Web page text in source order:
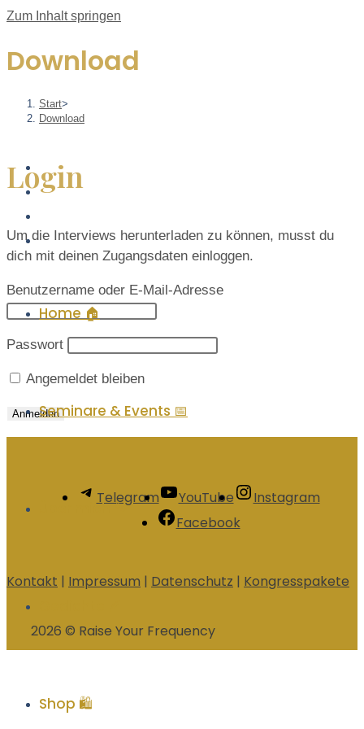
Zum Inhalt springen
Home 🏠
Seminare & Events 📅
Über mich 🐾
Shop 🛍️
Download
Start>
Download
Login
Um die Interviews herunterladen zu können, musst du
dich mit deinen Zugangsdaten einloggen.
Benutzername oder E-Mail-Adresse
Passwort
Angemeldet bleiben
Telegram YouTube
Instagram
Facebook
Kontakt | Impressum | Datenschutz | Kongresspakete
2026 © Raise Your Frequency